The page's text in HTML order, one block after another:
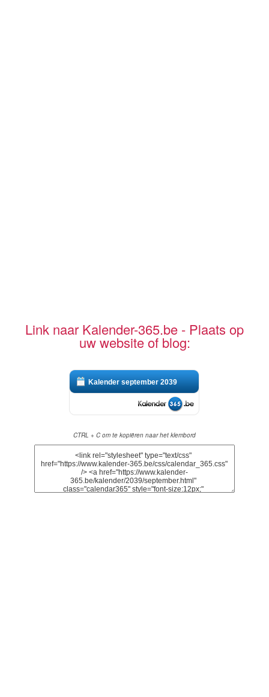
Link naar Kalender-365.be - Plaats op
uw website of blog:
Kalender september 2039
CTRL + C om te kopiëren naar het klembord